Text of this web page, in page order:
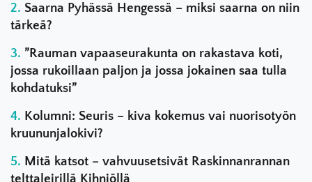
Saarna Pyhässä Hengessä – miksi saarna on niin
tärkeä?
”Rauman vapaaseurakunta on rakastava koti,
jossa rukoillaan paljon ja jossa jokainen saa tulla
kohdatuksi”
Kolumni: Seuris – kiva kokemus vai nuorisotyön
kruununjalokivi?
Mitä katsot – vahvuusetsivät Raskinnanrannan
telttaleirillä Kihniöllä